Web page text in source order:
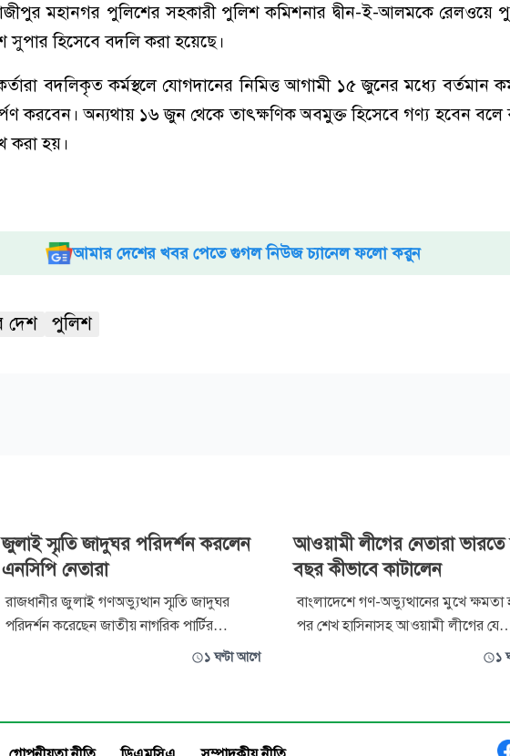
মহানগর পুলিশের সহকারী পুলিশ কমিশনার দ্বীন-ই-আলমকে রেলওয়ে
সুপার হিসেবে বদলি করা হয়েছে।
বদলিকৃত কর্মস্থলে যোগদানের নিমিত্ত আগামী ১৫ জুনের মধ্যে বর্তমান
করবেন। অন্যথায় ১৬ জুন থেকে তাৎক্ষণিক অবমুক্ত হিসেবে গণ্য হবেন বলে
করা হয়।
আমার দেশের খবর পেতে গুগল নিউজ চ্যানেল ফলো করুন
দেশ পুলিশ
জুলাই স্মৃতি জাদুঘর পরিদর্শন করলেন
এনসিপি নেতারা
রাজধানীর জুলাই গণঅভ্যুত্থান স্মৃতি জাদুঘর
পরিদর্শন করেছেন জাতীয় নাগরিক পার্টির
(এনসিপি) আহ্বায়ক ও বিরোধীদলীয় চিফ হুইপ
দেখেন। তারা জুলাই গণঅভ্যুত্থানের সময়কার
বিভিন্ন স্মারক, ছবি, দলিল ও ঐতিহাসিক নিদর্শন
১ ঘণ্টা আগে
আওয়ামী লীগের নেতারা
বছর কীভাবে কাটালেন
বাংলাদেশে গণ-অভ্যুত্থানের মুখে ক্ষমতা
পর শেখ হাসিনাসহ আওয়ামী লীগের যে
নেতাকর্মীরা ভারতে চলে গিয়েছিলেন,
প্রস্তুতি নিচ্ছেন বলে বিবিসি বাংলার কাছে
করেছেন তাদের কয়েকজন।
১